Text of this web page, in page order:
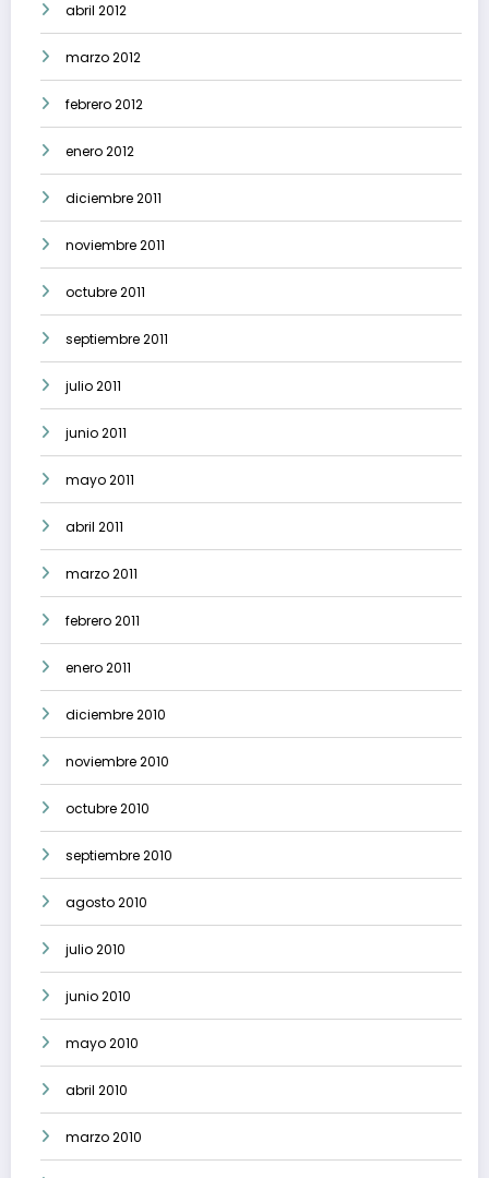
abril 2012
marzo 2012
febrero 2012
enero 2012
diciembre 2011
noviembre 2011
octubre 2011
septiembre 2011
julio 2011
junio 2011
mayo 2011
abril 2011
marzo 2011
febrero 2011
enero 2011
diciembre 2010
noviembre 2010
octubre 2010
septiembre 2010
agosto 2010
julio 2010
junio 2010
mayo 2010
abril 2010
marzo 2010